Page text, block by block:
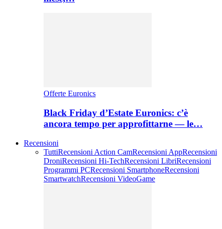
Offerte Euronics
Black Friday d’Estate Euronics: c’è
ancora tempo per approfittarne — le…
Recensioni
TuttiRecensioni Action CamRecensioni AppRecensioni
DroniRecensioni Hi-TechRecensioni LibriRecensioni
Programmi PCRecensioni SmartphoneRecensioni
SmartwatchRecensioni VideoGame